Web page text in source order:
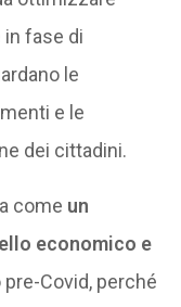
in fase di
le
e le
dei cittadini.
come un
economico e
Covid, perché